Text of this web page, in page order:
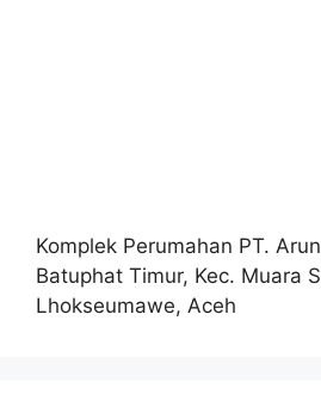
Komplek Perumahan PT.
Batuphat Timur, Kec. Muara
Lhokseumawe, Aceh